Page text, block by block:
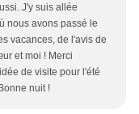
J'y suis allée
nous avons passé le
vacances, de l'avis de
et moi ! Merci
de visite pour l'été
nuit !